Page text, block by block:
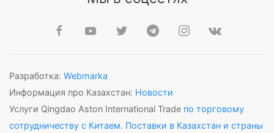
Разработка: Webmarka
Информация про Казахстан: Новости
Услуги Qingdao Aston International Trade по торговому
сотрудничеству с Китаем. Поставки в Казахстан и страны